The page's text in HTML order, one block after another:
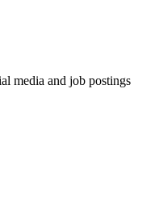
media and job postings